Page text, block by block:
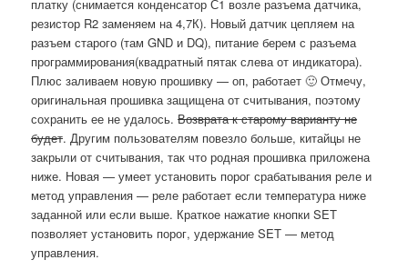
платку (снимается конденсатор С1 возле разъема датчика,
резистор R2 заменяем на 4,7К). Новый датчик цепляем на
разъем старого (там GND и DQ), питание берем с разъема
программирования(квадратный пятак слева от индикатора).
Плюс заливаем новую прошивку — оп, работает 🙂 Отмечу,
оригинальная прошивка защищена от считывания, поэтому
сохранить ее не удалось.Возврата к старому варианту не
будет. Другим пользователям повезло больше, китайцы не
закрыли от считывания, так что родная прошивка приложена
ниже. Новая — умеет установить порог срабатывания реле и
метод управления — реле работает если температура ниже
заданной или если выше. Краткое нажатие кнопки SET
позволяет установить порог, удержание SET — метод
управления.